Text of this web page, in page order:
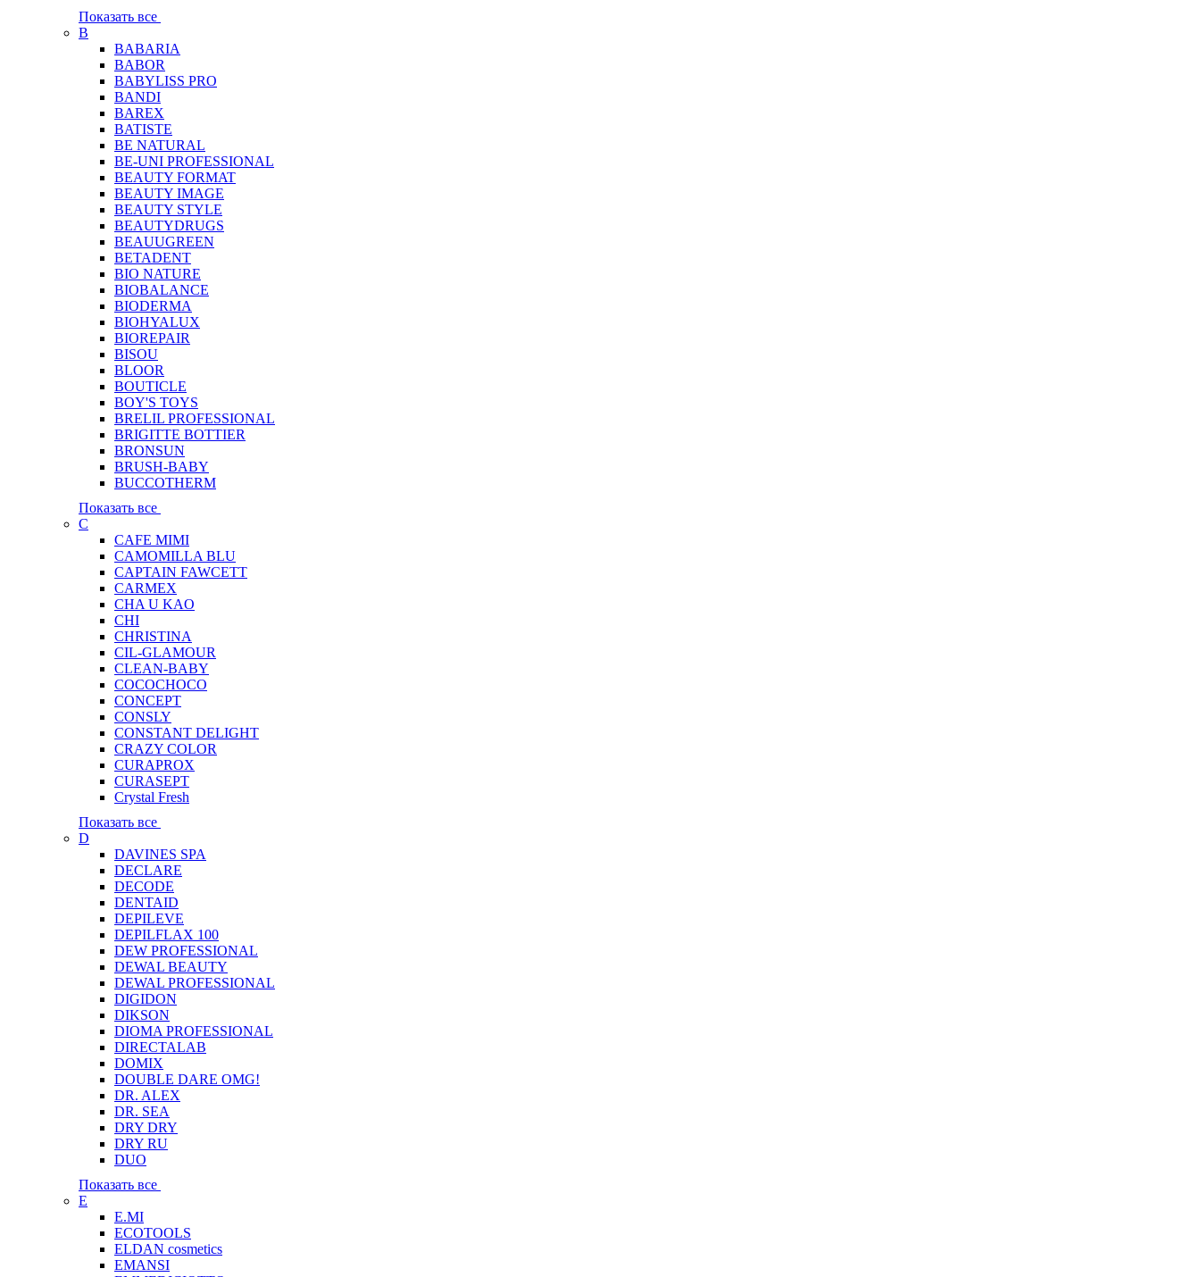
Показать все
B
BABARIA
BABOR
BABYLISS PRO
BANDI
BAREX
BATISTE
BE NATURAL
BE-UNI PROFESSIONAL
BEAUTY FORMAT
BEAUTY IMAGE
BEAUTY STYLE
BEAUTYDRUGS
BEAUUGREEN
BETADENT
BIO NATURE
BIOBALANCE
BIODERMA
BIOHYALUX
BIOREPAIR
BISOU
BLOOR
BOUTICLE
BOY'S TOYS
BRELIL PROFESSIONAL
BRIGITTE BOTTIER
BRONSUN
BRUSH-BABY
BUCCOTHERM
Показать все
C
CAFE MIMI
CAMOMILLA BLU
CAPTAIN FAWCETT
CARMEX
CHA U KAO
CHI
CHRISTINA
CIL-GLAMOUR
CLEAN-BABY
COCOCHOCO
CONCEPT
CONSLY
CONSTANT DELIGHT
CRAZY COLOR
CURAPROX
CURASEPT
Crystal Fresh
Показать все
D
DAVINES SPA
DECLARE
DECODE
DENTAID
DEPILEVE
DEPILFLAX 100
DEW PROFESSIONAL
DEWAL BEAUTY
DEWAL PROFESSIONAL
DIGIDON
DIKSON
DIOMA PROFESSIONAL
DIRECTALAB
DOMIX
DOUBLE DARE OMG!
DR. ALEX
DR. SEA
DRY DRY
DRY RU
DUO
Показать все
E
E.MI
ECOTOOLS
ELDAN cosmetics
EMANSI